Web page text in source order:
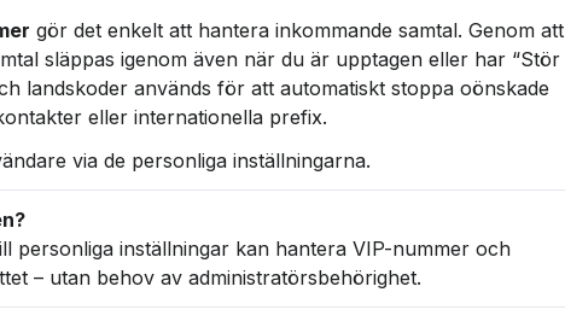
gör det enkelt att hantera inkommande samtal. Genom att
släppas igenom även när du är upptagen eller har “Stör
landskoder används för att automatiskt stoppa oönskade
eller internationella prefix.
via de personliga inställningarna.
personliga inställningar kan hantera VIP-nummer och
– utan behov av administratörsbehörighet.